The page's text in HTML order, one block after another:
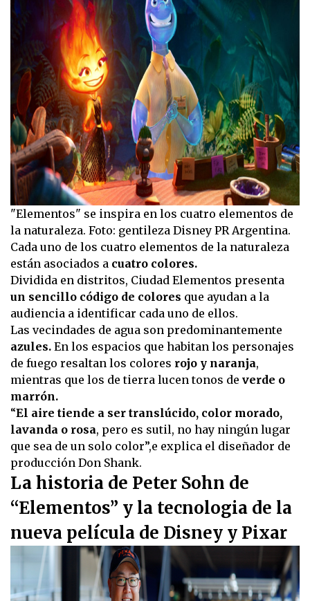
"Elementos" se inspira en los cuatro elementos de
la naturaleza. Foto: gentileza Disney PR Argentina.
Cada uno de los cuatro elementos de la naturaleza
están asociados a cuatro colores.
Dividida en distritos, Ciudad Elementos presenta
un sencillo código de colores que ayudan a la
audiencia a identificar cada uno de ellos.
Las vecindades de agua son predominantemente
azules. En los espacios que habitan los personajes
de fuego resaltan los colores rojo y naranja,
mientras que los de tierra lucen tonos de verde o
marrón.
“El aire tiende a ser translúcido, color morado,
lavanda o rosa, pero es sutil, no hay ningún lugar
que sea de un solo color”,e explica el diseñador de
producción Don Shank.
La historia de Peter Sohn de
“Elementos” y la tecnologia de la
nueva película de Disney y Pixar